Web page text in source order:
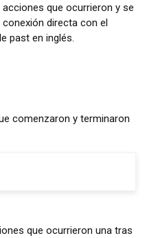
que ocurrieron y se
directa con el
past en inglés.
comenzaron y terminaron
que ocurrieron una tras